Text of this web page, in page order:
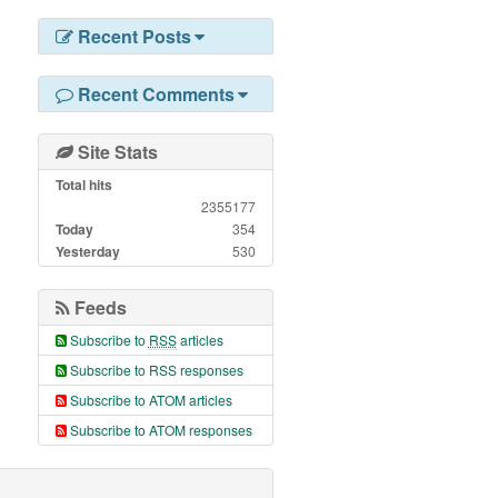
Recent Posts
Recent Comments
Site Stats
Total hits
2355177
Today 354
Yesterday 530
Feeds
Subscribe to RSSarticles
Subscribe to RSS responses
Subscribe to ATOM articles
Subscribe to ATOM responses